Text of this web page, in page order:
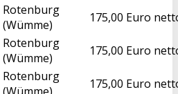
Rotenburg
(Wümme)
175,00 Euro
Rotenburg
(Wümme)
175,00 Euro
Rotenburg
(Wümme)
175,00 Euro